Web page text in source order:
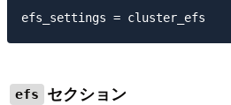
efs セクション